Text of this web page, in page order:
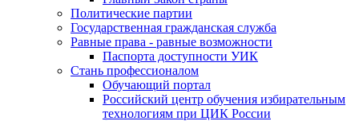
Политические партии
Государственная гражданская служба
Равные права - равные возможности
Паспорта доступности УИК
Стань профессионалом
Обучающий портал
Российский центр обучения избирательным
технологиям при ЦИК России